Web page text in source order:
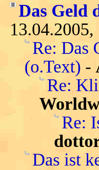
Das Geld
13.04.2005,
Re: Das
(o.Text) -
Re:
Re:
Das ist